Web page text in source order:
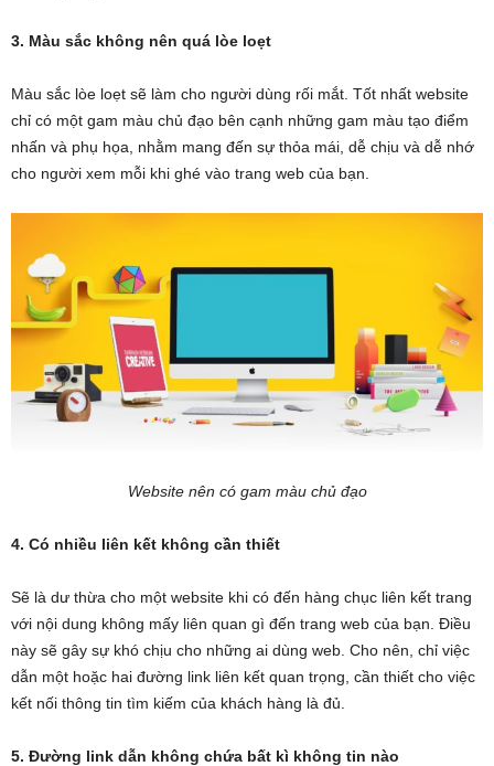
3. Màu sắc không nên quá lòe loẹt
Màu sắc lòe loẹt sẽ làm cho người dùng rối mắt. Tốt nhất website
chỉ có một gam màu chủ đạo bên cạnh những gam màu tạo điểm
nhấn và phụ họa, nhằm mang đến sự thỏa mái, dễ chịu và dễ nhớ
cho người xem mỗi khi ghé vào trang web của bạn.
Website nên có gam màu chủ đạo
4. Có nhiều liên kết không cần thiết
Sẽ là dư thừa cho một website khi có đến hàng chục liên kết trang
với nội dung không mấy liên quan gì đến trang web của bạn. Điều
này sẽ gây sự khó chịu cho những ai dùng web. Cho nên, chỉ việc
dẫn một hoặc hai đường link liên kết quan trọng, cần thiết cho việc
kết nối thông tin tìm kiếm của khách hàng là đủ.
5. Đường link dẫn không chứa bất kì không tin nào